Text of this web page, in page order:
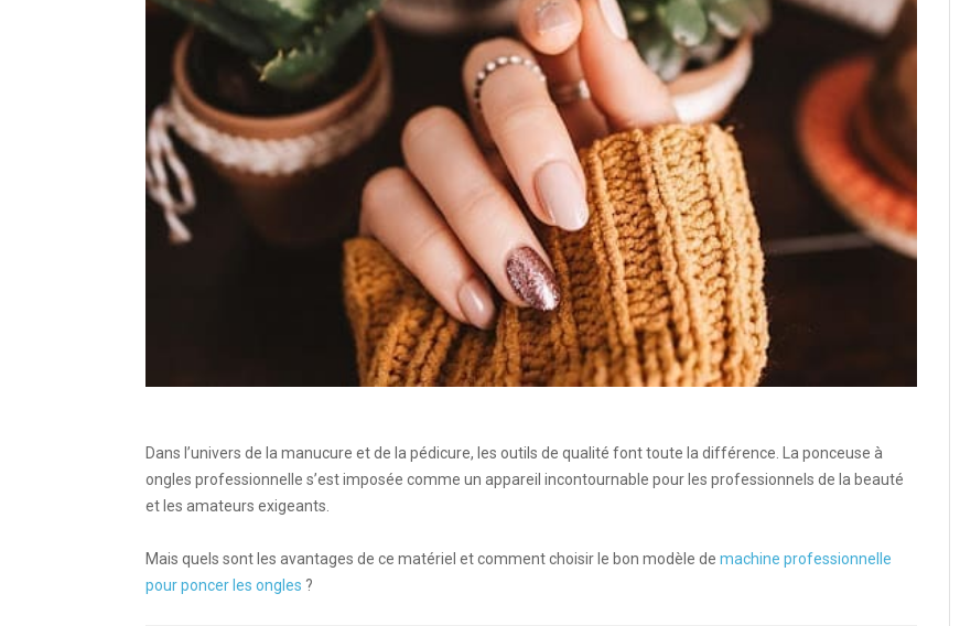
Dans l’univers de la manucure et de la pédicure, les outils de qualité font toute la différence. La ponceuse à
ongles professionnelle s’est imposée comme un appareil incontournable pour les professionnels de la beauté
et les amateurs exigeants.
Mais quels sont les avantages de ce matériel et comment choisir le bon modèle de machine professionnelle
pour poncer les ongles ?